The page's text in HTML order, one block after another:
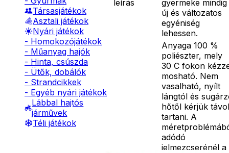
Társasjátékok
Asztali játékok
Nyári játékok
- Homokozójátékok
- Műanyag hajók
- Hinta, csúszda
- Ütők, dobálók
- Strandcikkek
- Egyéb nyári játékok
Lábbal hajtós
járművek
Téli játékok
leírás
gyermeke mindig
új és változatos
egyéniség
lehessen.
Anyaga 100 %
poliészter, mely
30 C fokon
mosható. Nem
vasalható, nyílt
lángtól és
hőtől kérjük távol
tartani. A
adódó
jelmezcserénél a